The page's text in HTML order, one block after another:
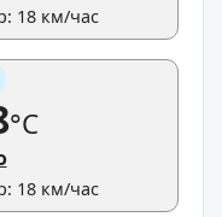
18 км/час
°C
18 км/час